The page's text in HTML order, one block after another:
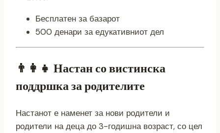
Бесплатен за базарот
500 денари за едукативниот дел
👨‍👩‍👧 Настан со вистинска
поддршка за родителите
Настанот е наменет за нови родители и
родители на деца до 3-годишна возраст, со цел